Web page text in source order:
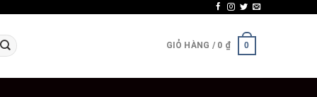
GIỎ HÀNG / 0 ₫ 0